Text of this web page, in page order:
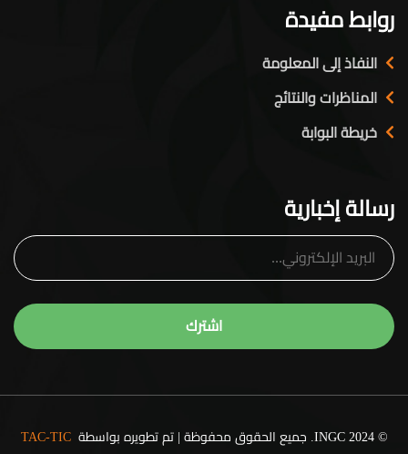
روابط مفيدة
النفاذ إلى المعلومة
المناظرات والنتائج
خريطة البوابة
رسالة إخبارية
© 2024 INGC. جميع الحقوق محفوظة | تم تطويره بواسطة TAC-TIC